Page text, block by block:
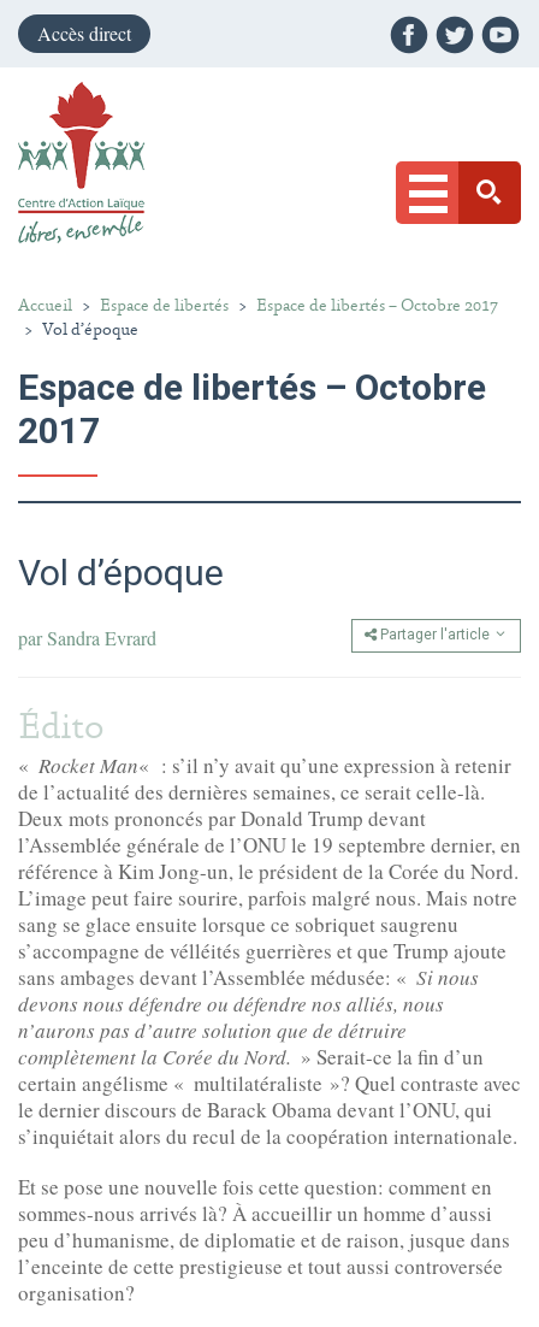
Accès direct
Accueil > Espace de libertés > Espace de libertés – Octobre 2017
> Vol d’époque
Espace de libertés – Octobre
2017
Vol d’époque
parSandra Evrard Partager l'article
Édito
« Rocket Man« : s’il n’y avait qu’une expression à retenir
de l’actualité des dernières semaines, ce serait celle-là.
Deux mots prononcés par Donald Trump devant
l’Assemblée générale de l’ONU le 19 septembre dernier, en
référence à Kim Jong-un, le président de la Corée du Nord.
L’image peut faire sourire, parfois malgré nous. Mais notre
sang se glace ensuite lorsque ce sobriquet saugrenu
s’accompagne de vélléités guerrières et que Trump ajoute
sans ambages devant l’Assemblée médusée: « Si nous
devons nous défendre ou défendre nos alliés, nous
n’aurons pas d’autre solution que de détruire
complètement la Corée du Nord. » Serait-ce la fin d’un
certain angélisme « multilatéraliste »? Quel contraste avec
le dernier discours de Barack Obama devant l’ONU, qui
s’inquiétait alors du recul de la coopération internationale.
Et se pose une nouvelle fois cette question: comment en
sommes-nous arrivés là? À accueillir un homme d’aussi
peu d’humanisme, de diplomatie et de raison, jusque dans
l’enceinte de cette prestigieuse et tout aussi controversée
organisation?